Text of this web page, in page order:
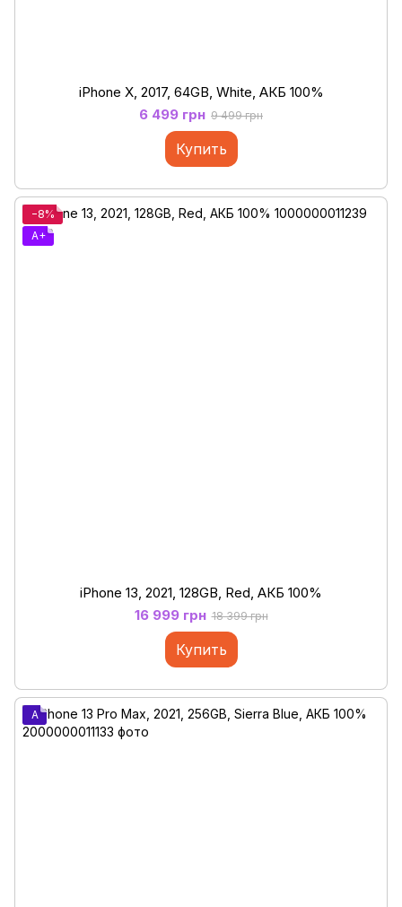
iPhone X, 2017, 64GB, White, АКБ 100%
6 499 грн 9 499 грн
Купить
−8%
A+
iPhone 13, 2021, 128GB, Red, АКБ 100%
16 999 грн 18 399 грн
Купить
A